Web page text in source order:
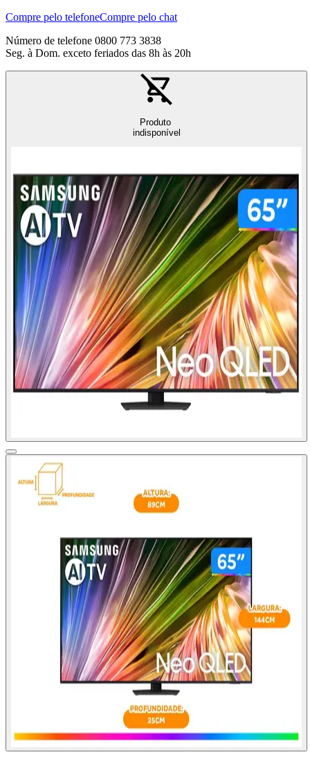
Compre pelo telefoneCompre pelo chat
Número de telefone 0800 773 3838
Seg. à Dom. exceto feriados das 8h às 20h
Produto
indisponível